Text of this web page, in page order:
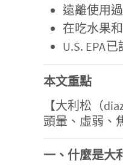
遠離使用
在吃水果
U.S. EPA
本文重點
【大利松（
頭暈、虛弱、
一、什麼是大